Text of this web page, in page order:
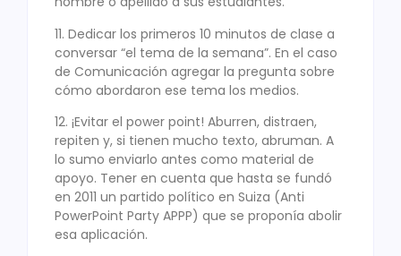
11. Dedicar los primeros 10 minutos de clase a
conversar “el tema de la semana”. En el caso
de Comunicación agregar la pregunta sobre
cómo abordaron ese tema los medios.
12. ¡Evitar el power point! Aburren, distraen,
repiten y, si tienen mucho texto, abruman. A
lo sumo enviarlo antes como material de
apoyo. Tener en cuenta que hasta se fundó
en 2011 un partido político en Suiza (Anti
PowerPoint Party APPP) que se proponía abolir
esa aplicación.